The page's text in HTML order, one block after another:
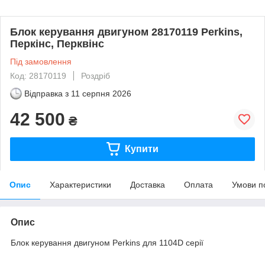
Блок керування двигуном 28170119 Perkins,
Перкінс, Перквінс
Під замовлення
Код: 28170119
Роздріб
Відправка з 11 серпня 2026
42 500 ₴
Купити
Опис Характеристики Доставка Оплата Умови
Опис
Блок керування двигуном Perkins для 1104D серії